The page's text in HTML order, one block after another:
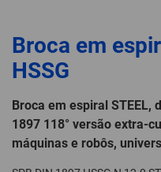
Broca em
HSSG
Broca em espiral STEEL,
1897 118° versão extra-
máquinas e robôs,